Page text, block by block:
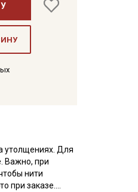
утолщениях. Для
Важно, при
нити
при заказе.